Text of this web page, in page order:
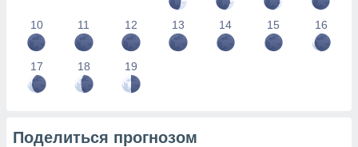
10 11 12 13 14 15 16
17 18 19
Поделиться прогнозом